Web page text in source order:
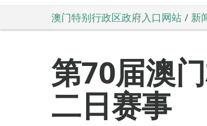
澳门特别行政区政府入口网站 新
第70届澳
二日赛事